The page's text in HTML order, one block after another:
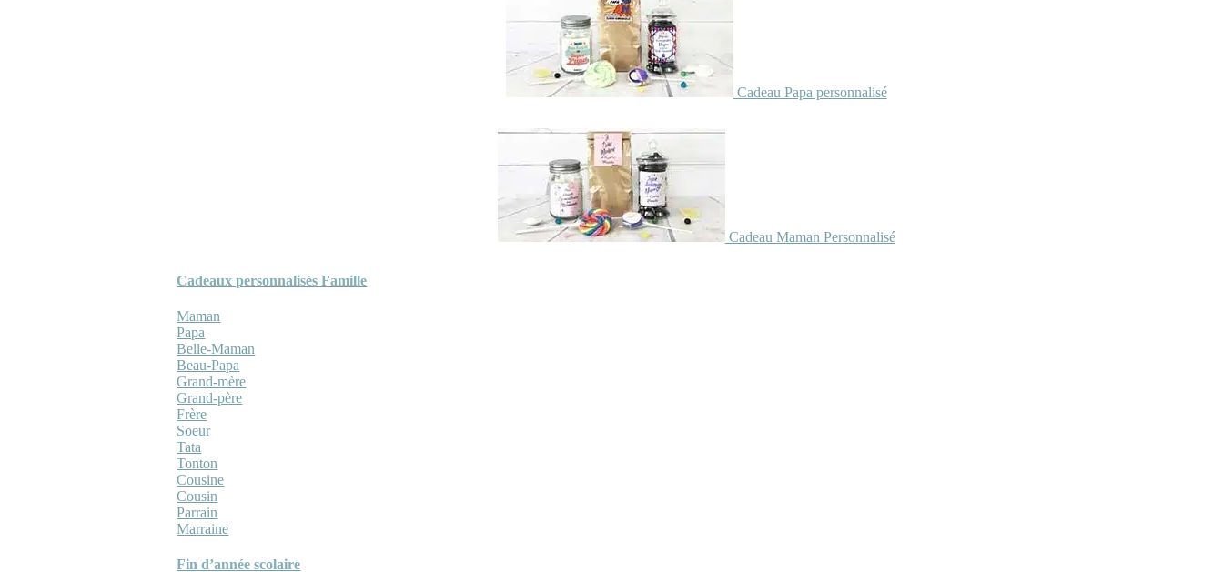
Cadeau Papa personnalisé
Cadeau Maman Personnalisé
Cadeaux personnalisés Famille
Maman
Papa
Belle-Maman
Beau-Papa
Grand-mère
Grand-père
Frère
Soeur
Tata
Tonton
Cousine
Cousin
Parrain
Marraine
Fin d’année scolaire